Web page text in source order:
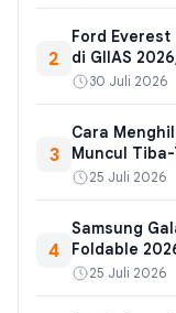
2
Ford Everest
di GIIAS
30 Juli 2026
3
Cara
Muncul
25 Juli 2026
4
Samsung
Foldable
25 Juli 2026